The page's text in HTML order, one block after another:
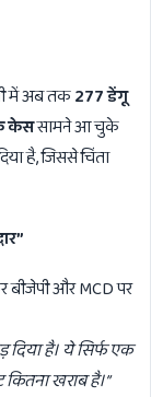
में अब तक277डेंगू
केससामने आ चुके
है, जिससे चिंता
”
बीजेपी और MCD पर
दिया है। ये सिर्फ एक
खराब है।”